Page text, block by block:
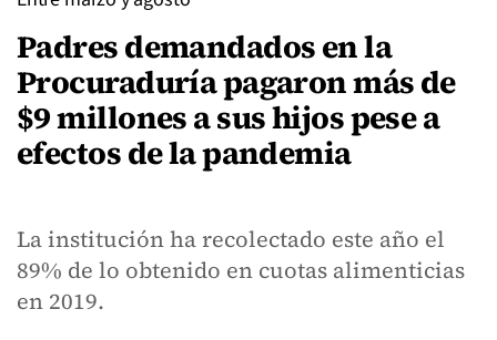
Padres demandados en la
Procuraduría pagaron más de
$9 millones a sus hijos pese a
efectos de la pandemia
La institución ha recolectado este año el
89% de lo obtenido en cuotas alimenticias
en 2019.